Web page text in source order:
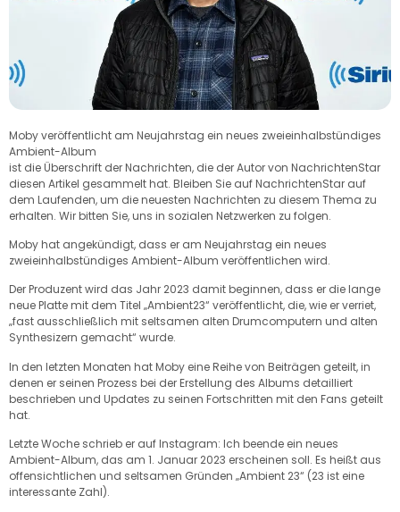
Moby veröffentlicht am Neujahrstag ein neues zweieinhalbstündiges
Ambient-Album
ist die Überschrift der Nachrichten, die der Autor von NachrichtenStar
diesen Artikel gesammelt hat. Bleiben Sie auf NachrichtenStar auf
dem Laufenden, um die neuesten Nachrichten zu diesem Thema zu
erhalten. Wir bitten Sie, uns in sozialen Netzwerken zu folgen.
Moby hat angekündigt, dass er am Neujahrstag ein neues
zweieinhalbstündiges Ambient-Album veröffentlichen wird.
Der Produzent wird das Jahr 2023 damit beginnen, dass er die lange
neue Platte mit dem Titel „Ambient23“ veröffentlicht, die, wie er verriet,
„fast ausschließlich mit seltsamen alten Drumcomputern und alten
Synthesizern gemacht“ wurde.
In den letzten Monaten hat Moby eine Reihe von Beiträgen geteilt, in
denen er seinen Prozess bei der Erstellung des Albums detailliert
beschrieben und Updates zu seinen Fortschritten mit den Fans geteilt
hat.
Letzte Woche schrieb er auf Instagram: Ich beende ein neues
Ambient-Album, das am 1. Januar 2023 erscheinen soll. Es heißt aus
offensichtlichen und seltsamen Gründen „Ambient 23“ (23 ist eine
interessante Zahl).